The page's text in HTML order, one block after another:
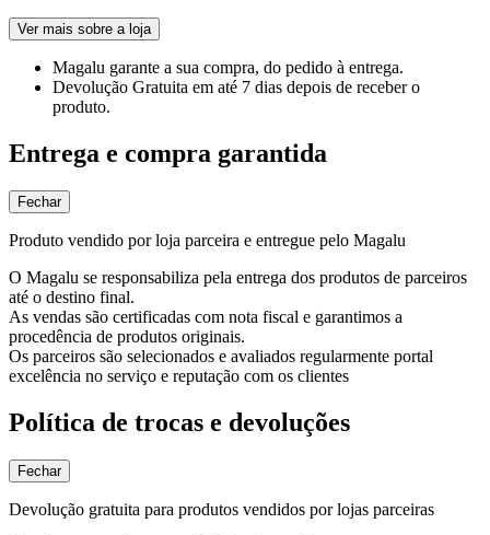
Ver mais sobre a loja
Magalu garante a sua compra, do pedido à entrega.
Devolução Gratuita em até 7 dias depois de receber o
produto.
Entrega e compra garantida
Fechar
Produto vendido por loja parceira e entregue pelo Magalu
O Magalu se responsabiliza pela entrega dos produtos de parceiros
até o destino final.
As vendas são certificadas com nota fiscal e garantimos a
procedência de produtos originais.
Os parceiros são selecionados e avaliados regularmente portal
excelência no serviço e reputação com os clientes
Política de trocas e devoluções
Fechar
Devolução gratuita para produtos vendidos por lojas parceiras